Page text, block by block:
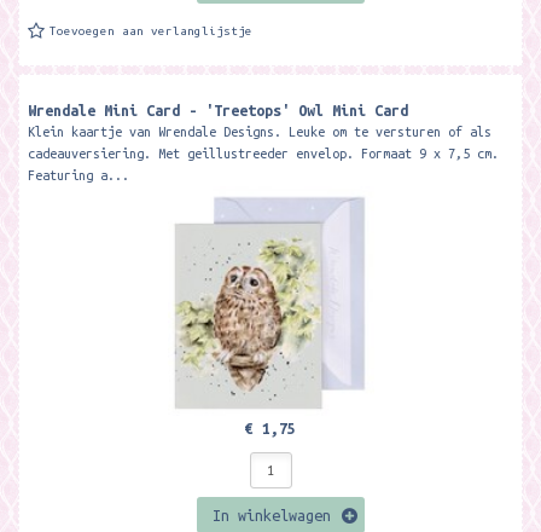
Toevoegen aan verlanglijstje
Wrendale Mini Card - 'Treetops' Owl Mini Card ​
Klein kaartje van Wrendale Designs. Leuke om te versturen of als
cadeauversiering. Met geillustreeder envelop. Formaat 9 x 7,5 cm.
Featuring a...
€ 1,75
In winkelwagen